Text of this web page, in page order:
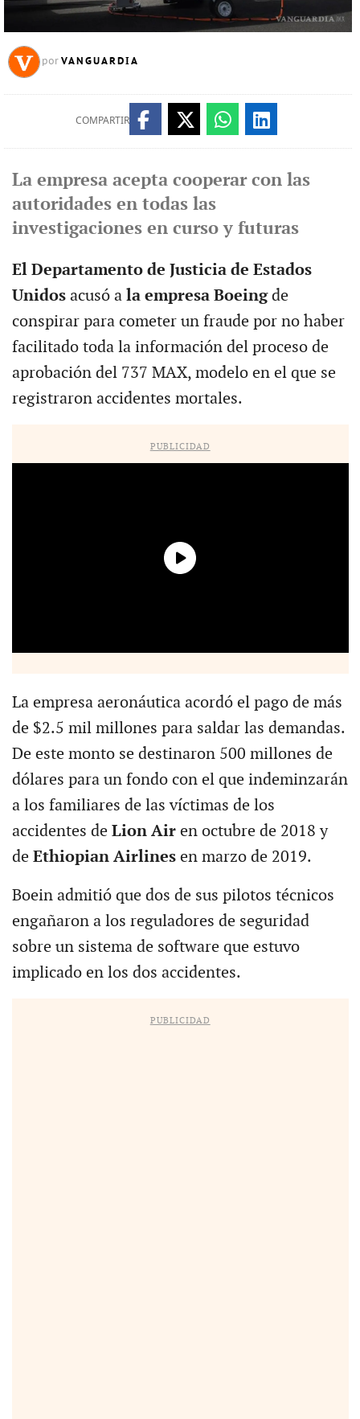
por VANGUARDIA
COMPARTIR
La empresa acepta cooperar con las
autoridades en todas las
investigaciones en curso y futuras
El Departamento de Justicia de Estados
Unidosacusó a la empresa Boeingde
conspirar para cometer un fraude por no haber
facilitado toda la información del proceso de
aprobación del 737 MAX, modelo en el que se
registraron accidentes mortales.
PUBLICIDAD
La empresa aeronáutica acordó el pago de más
de $2.5 mil millones para saldar las demandas.
De este monto se destinaron 500 millones de
dólares para un fondo con el que indeminzarán
a los familiares de las víctimas de los
accidentes de Lion Airen octubre de 2018 y
de Ethiopian Airlinesen marzo de 2019.
Boein admitió que dos de sus pilotos técnicos
engañaron a los reguladores de seguridad
sobre un sistema de software que estuvo
implicado en los dos accidentes.
PUBLICIDAD